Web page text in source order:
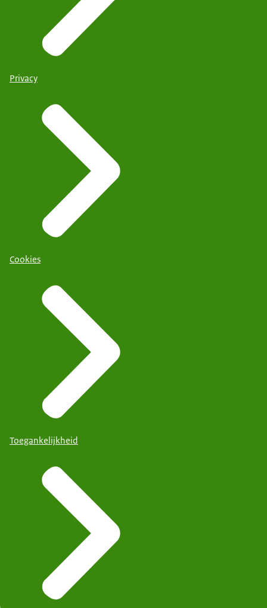
Privacy
Cookies
Toegankelijkheid